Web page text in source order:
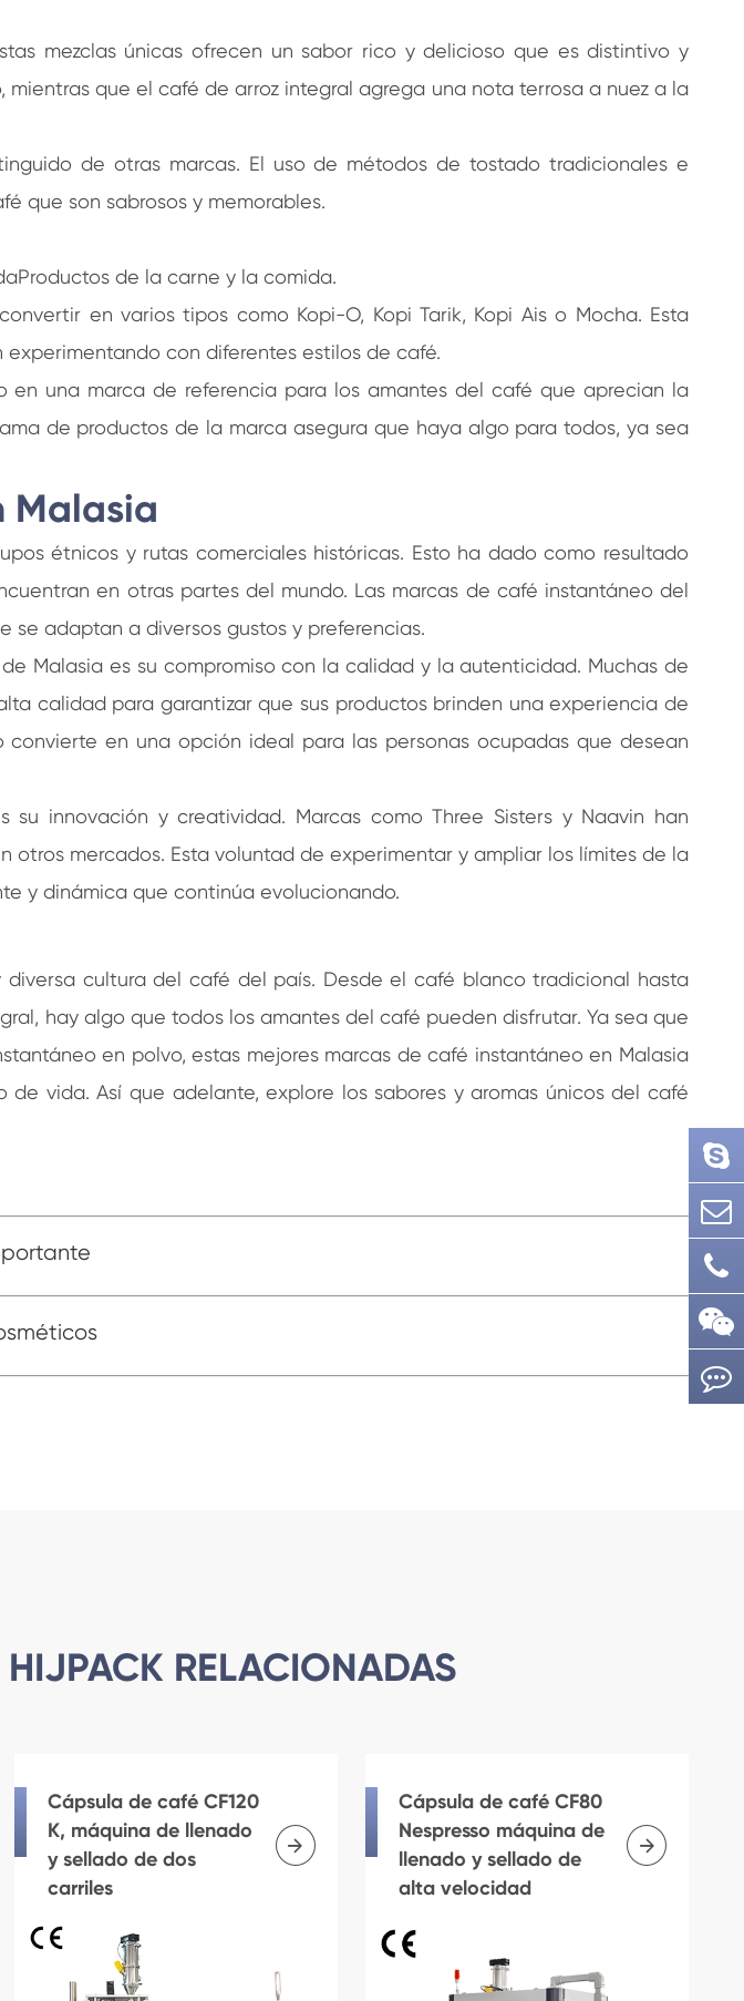
mezclas únicas ofrecen un sabor rico y delicioso que es distintivo y
que el café de arroz integral agrega una nota terrosa a nuez a la
de otras marcas. El uso de métodos de tostado tradicionales e
que son sabrosos y memorables.
de la carne y la comida.
en varios tipos como Kopi-O, Kopi Tarik, Kopi Ais o Mocha. Esta
con diferentes estilos de café.
en una marca de referencia para los amantes del café que aprecian la
de productos de la marca asegura que haya algo para todos, ya sea
Malasia
étnicos y rutas comerciales históricas. Esto ha dado como resultado
en otras partes del mundo. Las marcas de café instantáneo del
adaptan a diversos gustos y preferencias.
Malasia es su compromiso con la calidad y la autenticidad. Muchas de
calidad para garantizar que sus productos brinden una experiencia de
en una opción ideal para las personas ocupadas que desean
innovación y creatividad. Marcas como Three Sisters y Naavin han
mercados. Esta voluntad de experimentar y ampliar los límites de la
y dinámica que continúa evolucionando.
cultura del café del país. Desde el café blanco tradicional hasta
hay algo que todos los amantes del café pueden disfrutar. Ya sea que
en polvo, estas mejores marcas de café instantáneo en Malasia
vida. Así que adelante, explore los sabores y aromas únicos del café
RELACIONADAS
Cápsula de café CF120
K, máquina de llenado
y sellado de dos
carriles

Cápsula de café CF80
Nespresso máquina de
llenado y sellado de
alta velocidad
